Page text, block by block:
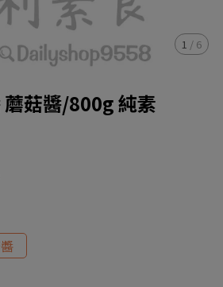
1 / 6
菇醬/800g 純素